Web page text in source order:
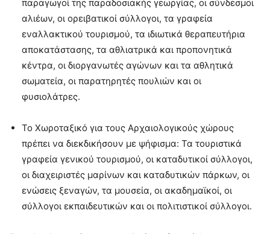
παραγωγοί της παραδοσιακής γεωργίας, οι σύνδεσμοι
αλιέων, οι ορειβατικοί σύλλογοι, τα γραφεία
εναλλακτικού τουρισμού, τα ιδιωτικά θεραπευτήρια
αποκατάστασης, τα αθλιατρικά και προπονητικά
κέντρα, οι διοργανωτές αγώνων και τα αθλητικά
σωματεία, οι παρατηρητές πουλιών και οι
φυσιολάτρες.
Το Χωροταξικό για τους Αρχαιολογικούς χώρους
πρέπει να διεκδικήσουν με ψήφισμα: Τα τουριστικά
γραφεία γενικού τουρισμού, οι καταδυτικοί σύλλογοι,
οι διαχειριστές μαρίνων και καταδυτικών πάρκων, οι
ενώσεις ξεναγών, τα μουσεία, οι ακαδημαϊκοί, οι
σύλλογοι εκπαιδευτικών και οι πολιτιστικοί σύλλογοι.